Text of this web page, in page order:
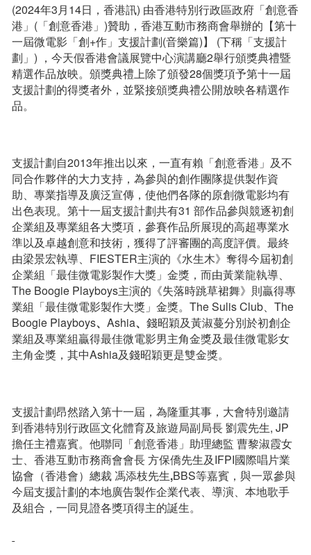
(2024年3月14日，香港訊) 由香港特別行政區政府「創意香
港」(「創意香港」)贊助，香港互動市務商會舉辦的【第十
一屆微電影「創+作」支援計劃(音樂篇)】 (下稱「支援計
劃」) ，今天假香港會議展覽中心演講廳2舉行頒獎典禮暨
精選作品放映。頒獎典禮上除了頒發28個獎項予第十一屆
支援計劃的得獎者外，並緊接頒獎典禮公開放映各精選作
品。
支援計劃自2013年推出以來，一直有賴「創意香港」及不
同合作夥伴的大力支持，為參與的創作團隊提供製作資
助、專業指導及廣泛宣傳，使他們各隊的原創微電影均有
出色表現。第十一屆支援計劃共有31 部作品參與競逐初創
企業組及專業組各大獎項，參賽作品所展現的高超專業水
準以及卓越創意和技術，獲得了評審團的高度評價。最終
由梁景宏執導、FIESTER主演的《水生木》奪得今屆初創
企業組「最佳微電影製作大獎」金獎，而由黃業龍執導、
The Boogie Playboys主演的《失落時跳草裙舞》則贏得專
業組「最佳微電影製作大獎」金獎。The Sulis Club、The
Boogie Playboys、Ashia、錢昭穎及黃淑蔓分別於初創企
業組及專業組贏得最佳微電影男主角金獎及最佳微電影女
主角金獎，其中Ashia及錢昭穎更是雙金獎。
支援計劃昂然踏入第十一屆，為隆重其事，大會特別邀請
到香港特別行政區文化體育及旅遊局副局長 劉震先生, JP
擔任主禮嘉賓。他聯同「創意香港」助理總監 曹黎淑霞女
士、香港互動市務商會會長 方保僑先生及IFPI國際唱片業
協會（香港會）總裁 馮添枝先生,BBS等嘉賓，與一眾參與
今屆支援計劃的本地廣告製作企業代表、導演、本地歌手
及組合，一同見證各獎項得主的誕生。